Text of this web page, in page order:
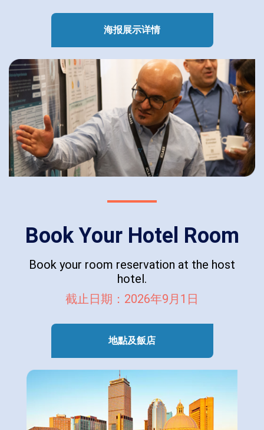
海报展示详情
Book Your Hotel Room
Book your room reservation at the host
hotel.
截止日期：2026年9月1日
地點及飯店